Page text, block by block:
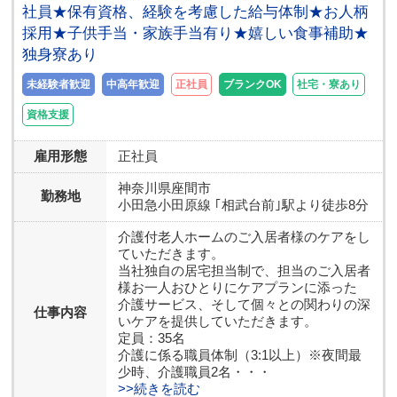
社員★保有資格、経験を考慮した給与体制★お人柄
採用★子供手当・家族手当有り★嬉しい食事補助★
独身寮あり
未経験者歓迎 中高年歓迎 正社員 ブランクOK 社宅・寮あり
資格支援
雇用形態 正社員
勤務地
神奈川県座間市
小田急小田原線 ｢相武台前｣駅より徒歩8分
仕事内容
介護付老人ホームのご入居者様のケアをし
ていただきます。
当社独自の居宅担当制で、担当のご入居者
様お一人おひとりにケアプランに添った
介護サービス、そして個々との関わりの深
いケアを提供していただきます。
定員：35名
介護に係る職員体制（3:1以上）※夜間最
少時、介護職員2名・・・
>>続きを読む